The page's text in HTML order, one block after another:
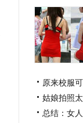
原来校服
姑娘拍照
总结：女